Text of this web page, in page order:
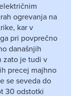
ogrevanja na
kar v
pri povprečno
današnjih
zato je tudi v
precej majhno
se seveda do
30 odstotki